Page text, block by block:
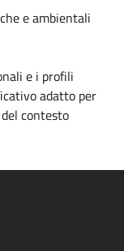
e ambientali
e i profili
adatto per
contesto